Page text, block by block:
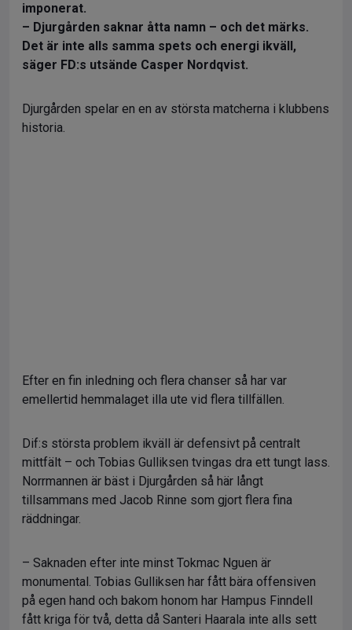
imponerat.
– Djurgården saknar åtta namn – och det märks.
Det är inte alls samma spets och energi ikväll,
säger FD:s utsände Casper Nordqvist.
Djurgården spelar en en av största matcherna i klubbens
historia.
Efter en fin inledning och flera chanser så har var
emellertid hemmalaget illa ute vid flera tillfällen.
Dif:s största problem ikväll är defensivt på centralt
mittfält – och Tobias Gulliksen tvingas dra ett tungt lass.
Norrmannen är bäst i Djurgården så här långt
tillsammans med Jacob Rinne som gjort flera fina
räddningar.
– Saknaden efter inte minst Tokmac Nguen är
monumental. Tobias Gulliksen har fått bära offensiven
på egen hand och bakom honom har Hampus Finndell
fått kriga för två, detta då Santeri Haarala inte alls sett